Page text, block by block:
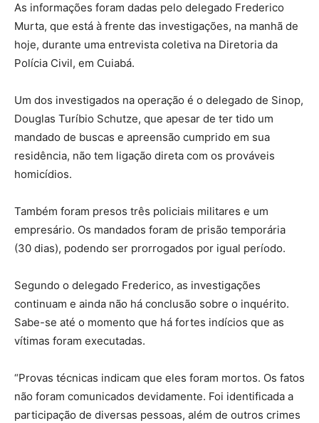
As informações foram dadas pelo delegado Frederico
Murta, que está à frente das investigações, na manhã de
hoje, durante uma entrevista coletiva na Diretoria da
Polícia Civil, em Cuiabá.
Um dos investigados na operação é o delegado de Sinop,
Douglas Turíbio Schutze, que apesar de ter tido um
mandado de buscas e apreensão cumprido em sua
residência, não tem ligação direta com os prováveis
homicídios.
Também foram presos três policiais militares e um
empresário. Os mandados foram de prisão temporária
(30 dias), podendo ser prorrogados por igual período.
Segundo o delegado Frederico, as investigações
continuam e ainda não há conclusão sobre o inquérito.
Sabe-se até o momento que há fortes indícios que as
vítimas foram executadas.
“Provas técnicas indicam que eles foram mortos. Os fatos
não foram comunicados devidamente. Foi identificada a
participação de diversas pessoas, além de outros crimes